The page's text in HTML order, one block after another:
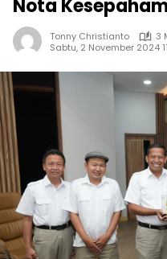
Nota
Tonny Christianto
3
Sabtu, 2 November 2024